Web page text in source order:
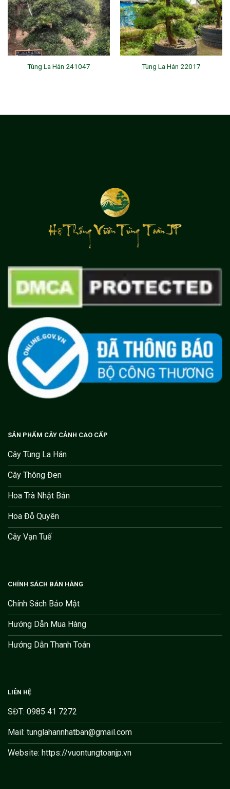
Tùng La Hán 241047 Tùng La Hán 22017
SẢN PHẨM CÂY CẢNH CAO CẤP
Cây Tùng La Hán
Cây Thông Đen
Hoa Trà Nhật Bản
Hoa Đỗ Quyên
Cây Vạn Tuế
CHÍNH SÁCH BÁN HÀNG
Chính Sách Bảo Mật
Hướng Dẫn Mua Hàng
Hướng Dẫn Thanh Toán
LIÊN HỆ
SĐT: 0985 41 7272
Mail: tunglahannhatban@gmail.com
Website: https://vuontungtoanjp.vn